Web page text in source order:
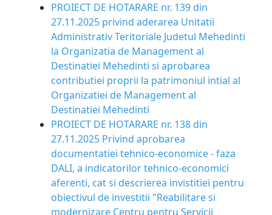
PROIECT DE HOTARARE nr. 139 din
27.11.2025 privind aderarea Unitatii
Administrativ Teritoriale Judetul Mehedinti
la Organizatia de Management al
Destinatiei Mehedinti si aprobarea
contributiei proprii la patrimoniul intial al
Organizatiei de Management al
Destinatiei Mehedinti
PROIECT DE HOTARARE nr. 138 din
27.11.2025 Privind aprobarea
documentatiei tehnico-economice - faza
DALI, a indicatorilor tehnico-economici
aferenti, cat si descrierea invistitiei pentru
obiectivul de investitii "Reabilitare si
modernizare Centru pentru Servicii